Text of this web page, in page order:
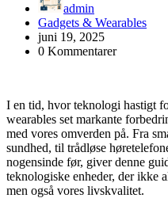
admin
Gadgets & Wearables
juni 19, 2025
0 Kommentarer
I en tid, hvor teknologi hastigt
wearables set markante
med vores omverden på. Fra
sundhed, til trådløse
nogensinde før, giver denne
teknologiske enheder, der ikke
men også vores livskvalitet.